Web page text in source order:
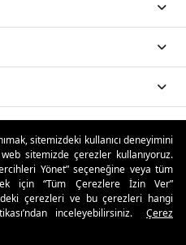
sitemizdeki kullanıcı deneyimini
sitemizde çerezler kullanıyoruz.
Yönet” seçeneğine veya tüm
için “Tüm Çerezlere İzin Ver”
çerezleri ve bu çerezleri hangi
inceleyebilirsiniz.
Çerez